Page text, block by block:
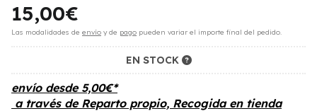
15,00€
Las modalidades de envío y de pago pueden variar el importe final del pedido.
EN STOCK
envío desde 5,00€*
a través de Reparto propio, Recogida en tienda